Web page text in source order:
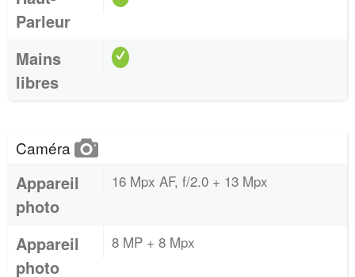
Parleur
Mains
libres
Caméra
Appareil
photo
16 Mpx AF, f/2.0 + 13 Mpx
Appareil
photo
8 MP + 8 Mpx